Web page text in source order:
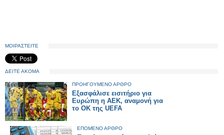
ΜΟΙΡΑΣΤΕΙΤΕ
ΔΕΙΤΕ ΑΚΟΜΑ
ΠΡΟΗΓΟΥΜΕΝΟ ΑΡΘΡΟ
Εξασφάλισε εισιτήριο για
Ευρώπη η ΑΕΚ, αναμονή για
το ΟΚ της UEFA
ΕΠΟΜΕΝΟ ΑΡΘΡΟ